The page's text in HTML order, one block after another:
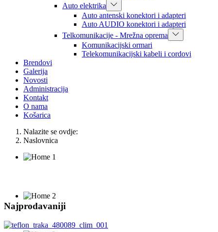
Auto elektrika
Auto antenski konektori i adapteri
Auto AUDIO konektori i adapteri
Telkomunikacije - Mrežna oprema
Komunikacijski ormari
Telekomunikacijski kabeli i cordovi
Brendovi
Galerija
Novosti
Administracija
Kontakt
O nama
Košarica
Nalazite se ovdje:
Naslovnica
Najprodavaniji